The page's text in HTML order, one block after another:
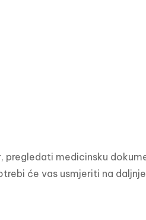
medicinsku
će vas usmjeriti na